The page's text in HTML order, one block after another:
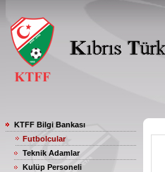
KTFF Bilgi Bankası
Futbolcular
Teknik Adamlar
Kulüp Personeli